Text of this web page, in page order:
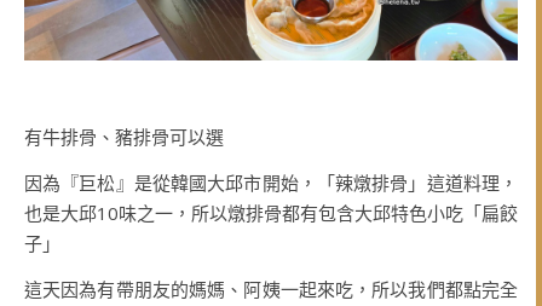
有牛排骨、豬排骨可以選
因為『巨松』是從韓國大邱市開始，「辣燉排骨」這道料理，
也是大邱10味之一，所以燉排骨都有包含大邱特色小吃「扁餃
子」
這天因為有帶朋友的媽媽、阿姨一起來吃，所以我們都點完全